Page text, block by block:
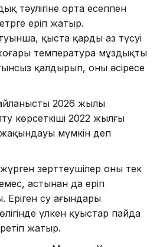
тәулігіне орта есеппен
еріп жатыр.
қыста қардың аз түсуі
температура мұздықты
қалдырып, оны әсіресе
2026 жылы
көрсеткіші 2022 жылғы
жақындауы мүмкін деп
зерттеушілер оның тек
емес, астынан да еріп
су ағындары
үлкен қуыстар пайда
жатыр.